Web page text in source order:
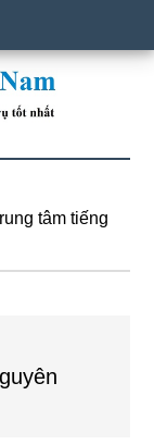
tâm tiếng